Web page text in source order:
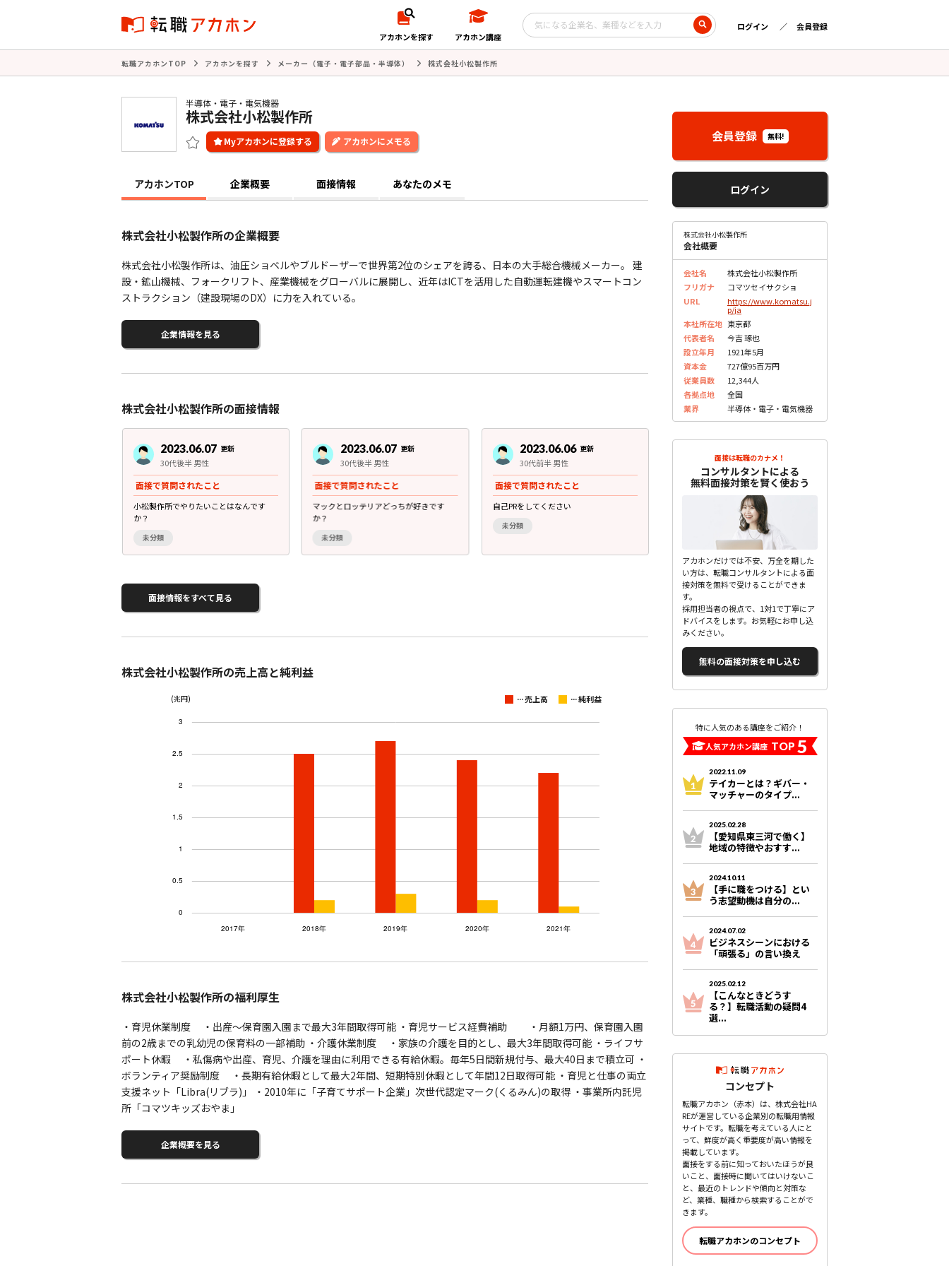
アカホンを探す アカホン講座
ログイン 会員登録
転職アカホンTOP アカホンを探す メーカー（電子・電子部品・半導体） 株式会社小松製作所
半導体・電子・電気機器
株式会社小松製作所
アカホンにメモる
アカホンTOP 企業概要 面接情報 あなたのメモ
株式会社小松製作所の企業概要
株式会社小松製作所は、油圧ショベルやブルドーザーで世界第2位のシェアを誇る、日本の大手総合機械メーカー。 建
設・鉱山機械、フォークリフト、産業機械をグローバルに展開し、近年はICTを活用した自動運転建機やスマートコン
ストラクション（建設現場のDX）に力を入れている。
企業情報を見る
株式会社小松製作所の面接情報
2023.06.07 更新
30代後半 男性
面接で質問されたこと
小松製作所でやりたいことはなんです
か？
未分類
2023.06.07 更新
30代後半 男性
面接で質問されたこと
マックとロッテリアどっちが好きです
か？
未分類
2023.06.06 更新
30代前半 男性
面接で質問されたこと
自己PRをしてください
未分類
30代前半 男性
面接で質問されたこと
志望動機は何ですか？
面接情報をすべて見る
株式会社小松製作所の売上高と純利益
(兆円) ...売上高 ...純利益
株式会社小松製作所の福利厚生
・育児休業制度 ・出産～保育園入園まで最大3年間取得可能 ・育児サービス経費補助 ・月額1万円、保育園入園
前の2歳までの乳幼児の保育料の一部補助 ・介護休業制度 ・家族の介護を目的とし、最大3年間取得可能 ・ライフサ
ポート休暇 ・私傷病や出産、育児、介護を理由に利用できる有給休暇。毎年5日間新規付与、最大40日まで積立可 ・
ボランティア奨励制度 ・長期有給休暇として最大2年間、短期特別休暇として年間12日取得可能 ・育児と仕事の両立
支援ネット「Libra(リブラ)」 ・2010年に「子育てサポート企業」次世代認定マーク(くるみん)の取得 ・事業所内託児
所「コマツキッズおやま」
企業概要を見る
会員登録 無料!
ログイン
株式会社小松製作所
会社概要
会社名
株式会社小松製作所
フリガナ
コマツセイサクショ
URL
https://www.komatsu.j
p/ja
本社所在地 東京都
代表者名
今吉 琢也
設立年月
1921年5月
資本金
727億95百万円
従業員数
12,344人
各拠点地
全国
業界
半導体・電子・電気機器
面接は転職のカナメ！
コンサルタントによる
無料面接対策を賢く使おう
アカホンだけでは不安、万全を期した
い方は、転職コンサルタントによる面
接対策を無料で受けることができま
す。
採用担当者の視点で、1対1で丁寧にア
ドバイスをします。お気軽にお申し込
みください。
無料の面接対策を申し込む
特に人気のある講座をご紹介！
人気アカホン講座 TOP 5
2022.11.09
テイカーとは？ギバー・
マッチャーのタイプ...
2025.02.28
【愛知県東三河で働く】
地域の特徴やおすす...
2024.10.11
【手に職をつける】とい
う志望動機は自分の...
2024.07.02
ビジネスシーンにおける
「頑張る」の言い換え
2025.02.12
【こんなときどうす
る？】転職活動の疑問4
選...
コンセプト
転職アカホン（赤本）は、株式会社HA
REが運営している企業別の転職用情報
サイトです。転職を考えている人にと
って、鮮度が高く重要度が高い情報を
掲載しています。
面接をする前に知っておいたほうが良
いこと、面接時に聞いてはいけないこ
と、最近のトレンドや傾向と対策な
ど、業種、職種から検索することがで
きます。
転職アカホンのコンセプト